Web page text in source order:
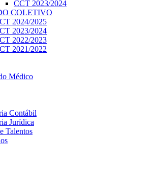
CCT 2023/2024
COLETIVO
2024/2025
2023/2024
2022/2023
2021/2022
Médico
Contábil
Jurídica
Talentos